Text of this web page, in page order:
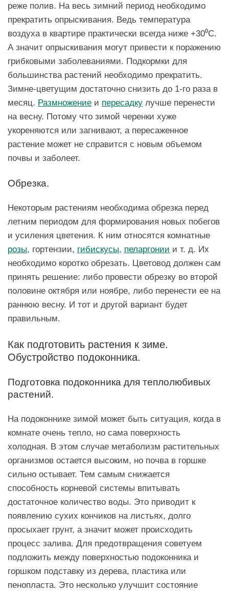
реже полив. На весь зимний период необходимо
прекратить опрыскивания. Ведь температура
воздуха в квартире практически всегда ниже +30⁰C.
А значит опрыскивания могут привести к поражению
грибковыми заболеваниями. Подкормки для
большинства растений необходимо прекратить.
Зимне-цветущим достаточно снизить до 1-го раза в
месяц. Размножение и пересадку лучше перенести
на весну. Потому что зимой черенки хуже
укореняются или загнивают, а пересаженное
растение может не справится с новым объемом
почвы и заболеет.
Обрезка.
Некоторым растениям необходима обрезка перед
летним периодом для формирования новых побегов
и усиления цветения. К ним относятся комнатные
розы, гортензии, гибискусы, пеларгонии и т. д. Их
необходимо коротко обрезать. Цветовод должен сам
принять решение: либо провести обрезку во второй
половине октября или ноябре, либо перенести ее на
раннюю весну. И тот и другой вариант будет
правильным.
Как подготовить растения к зиме.
Обустройство подоконника.
Подготовка подоконника для теплолюбивых
растений.
На подоконнике зимой может быть ситуация, когда в
комнате очень тепло, но сама поверхность
холодная. В этом случае метаболизм растительных
организмов остается высоким, но почва в горшке
сильно остывает. Тем самым снижается
способность корневой системы впитывать
достаточное количество воды. Это приводит к
появлению сухих кончиков на листьях, долго
просыхает грунт, а значит может происходить
процесс залива. Для предотвращения советуем
подложить между поверхностью подоконника и
горшком подставку из дерева, пластика или
пенопласта. Это несколько улучшит состояние